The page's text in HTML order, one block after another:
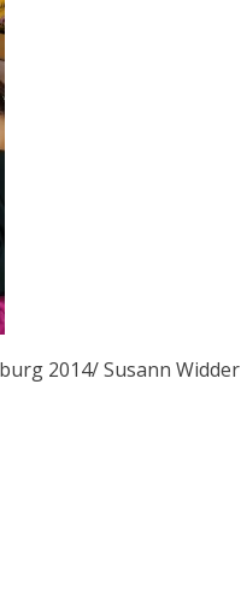
2014/ Susann Widder